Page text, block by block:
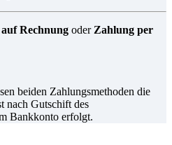
Rechnung oder Zahlung per
beiden Zahlungsmethoden die
nach Gutschift des
Bankkonto erfolgt.